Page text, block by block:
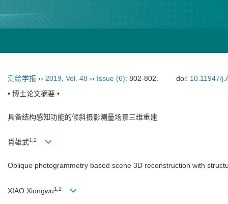
测绘学报 ›› 2019 Vol. 48 ›› Issue (6): 802-802. doi: 10.11947/
• 博士论文摘要 •
具备结构感知功能的倾斜摄影测量场景三维重建
肖雄武1,2
Oblique photogrammetry based scene 3D reconstruction with
XIAO Xiongwu1,2